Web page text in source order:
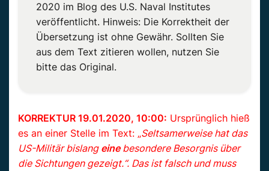
2020 im Blog des U.S. Naval Institutes
veröffentlicht. Hinweis: Die Korrektheit der
Übersetzung ist ohne Gewähr. Sollten Sie
aus dem Text zitieren wollen, nutzen Sie
bitte das Original.
KORREKTUR 19.01.2020, 10:00: Ursprünglich hieß
es an einer Stelle im Text: „Seltsamerweise hat das
US-Militär bislang einebesondere Besorgnis über
die Sichtungen gezeigt.“. Das ist falsch und muss